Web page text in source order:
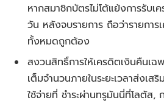
หากสมาชิกบัตรไม่โต้แย้งการรับเ
วัน หลังจบรายการ ถือว่ารายการ
ทั้งหมดถูกต้อง
สงวนสิทธิ์การให้เครดิตเงินคืนเฉพ
เต็มจำนวนภายในระยะเวลาส่งเสริ
ใช้จ่ายที่ ชำระผ่านทรูมันนี่ที่โลตัส,